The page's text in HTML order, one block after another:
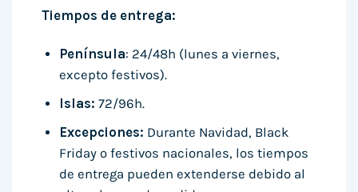
Tiempos de entrega:
Península: 24/48h (lunes a viernes,
excepto festivos).
Islas: 72/96h.
Excepciones: Durante Navidad, Black
Friday o festivos nacionales, los tiempos
de entrega pueden extenderse debido al